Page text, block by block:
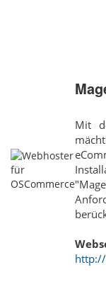
Mit